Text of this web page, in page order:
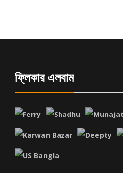
ফ্লিকার এলবাম